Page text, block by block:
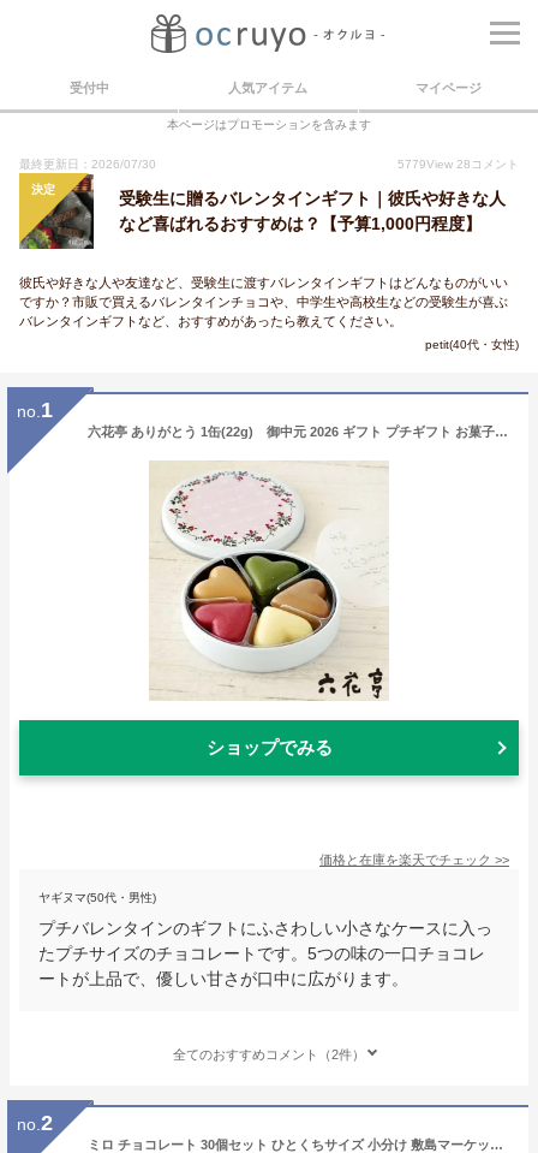
受付中 人気アイテム マイページ
本ページはプロモーションを含みます
最終更新日：2026/07/30 5779View 28 コメント
決定
受験生に贈るバレンタインギフト｜彼氏や好きな人
など喜ばれるおすすめは？【予算1,000円程度】
彼氏や好きな人や友達など、受験生に渡すバレンタインギフトはどんなものがいい
ですか？市販で買えるバレンタインチョコや、中学生や高校生などの受験生が喜ぶ
バレンタインギフトなど、おすすめがあったら教えてください。
petit(40代・女性)
no. 1
六花亭 ありがとう 1缶(22g) 御中元 2026 ギフト プチギフト お菓子 女性 大人 500円 かわいい 感謝の気持ち 退職 卒業 卒園 送別会 挨拶 転勤 お礼 お返し 帯広 誕生日 お祝い 大量 イベント 有名 ばらまき
ショップでみる
価格と在庫を楽天でチェック >>
ヤギヌマ(50代・男性)
プチバレンタインのギフトにふさわしい小さなケースに入っ
たプチサイズのチョコレートです。5つの味の一口チョコレ
ートが上品で、優しい甘さが口中に広がります。
全てのおすすめコメント（2件）
no. 2
ミロ チョコレート 30個セット ひとくちサイズ 小分け 敷島マーケットセレクト ハロウィン バレンタイン プレゼント (30)